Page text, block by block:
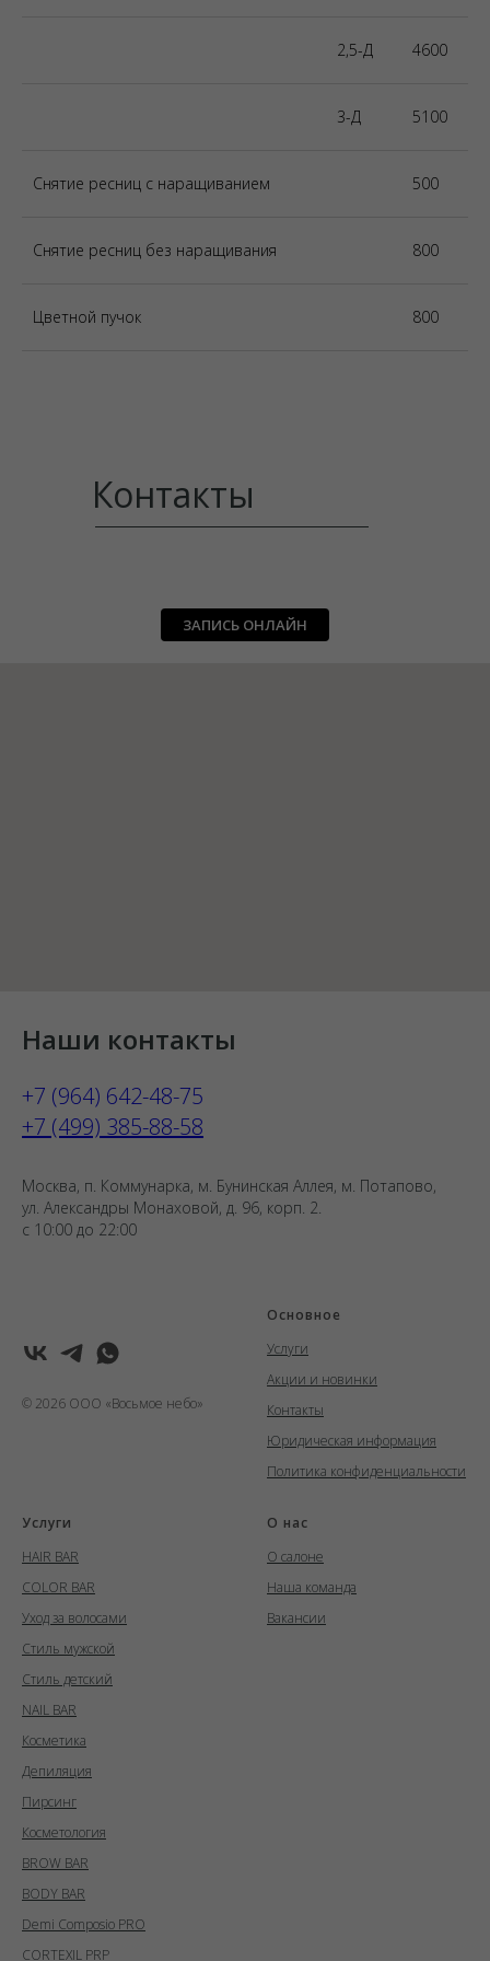
2,5-Д 4600
3-Д 5100
Снятие ресниц с наращиванием 500
Снятие ресниц без наращивания 800
Цветной пучок 800
Контакты
ЗАПИСЬ ОНЛАЙН
Наши контакты
+7 (964) 642-48-75
+7 (499) 385-88-58
Москва, п. Коммунарка, м. Бунинская Аллея, м. Потапово,
ул. Александры Монаховой, д. 96, корп. 2.
с 10:00 до 22:00
© 2026 ООО «Восьмое небо»
Основное
Услуги
Акции и новинки
Контакты
Юридическая информация
Политика конфиденциальности
Услуги
HAIR BAR
COLOR BAR
Уход за волосами
Стиль мужской
Стиль детский
NAIL BAR
Косметика
Депиляция
Пирсинг
Косметология
BROW BAR
BODY BAR
Demi Composio PRO
CORTEXIL PRP
О нас
О салоне
Наша команда
Вакансии